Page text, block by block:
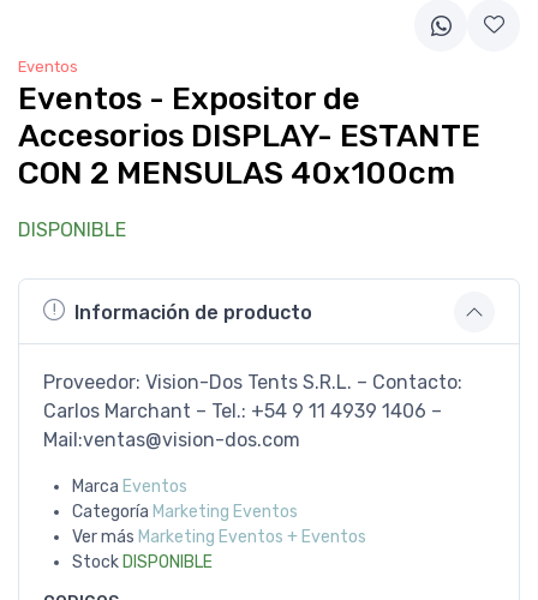
Eventos
Eventos - Expositor de
Accesorios DISPLAY- ESTANTE
CON 2 MENSULAS 40x100cm
DISPONIBLE
Información de producto
Proveedor: Vision-Dos Tents S.R.L. – Contacto:
Carlos Marchant – Tel.: +54 9 11 4939 1406 –
Mail:ventas@vision-dos.com
Marca Eventos
Categoría Marketing Eventos
Ver más Marketing Eventos + Eventos
StockDISPONIBLE